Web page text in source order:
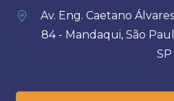
Av. Eng. Caetano
84 - Mandaqui, São
SP